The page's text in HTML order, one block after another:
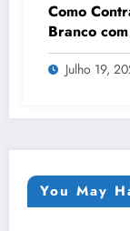
Como
Branco
Julho 19,
You May